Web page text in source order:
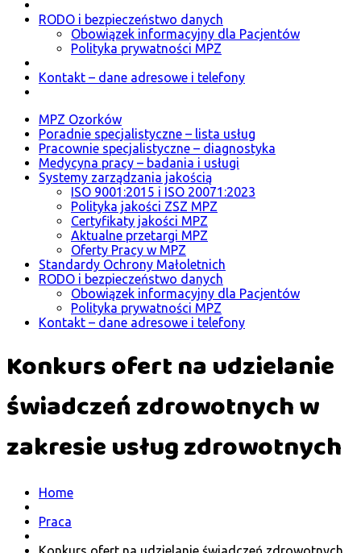
RODO i bezpieczeństwo danych
Obowiązek informacyjny dla Pacjentów
Polityka prywatności MPZ
Kontakt – dane adresowe i telefony
MPZ Ozorków
Poradnie specjalistyczne – lista usług
Pracownie specjalistyczne – diagnostyka
Medycyna pracy – badania i usługi
Systemy zarządzania jakością
ISO 9001:2015 i ISO 20071:2023
Polityka jakości ZSZ MPZ
Certyfikaty jakości MPZ
Aktualne przetargi MPZ
Oferty Pracy w MPZ
Standardy Ochrony Małoletnich
RODO i bezpieczeństwo danych
Obowiązek informacyjny dla Pacjentów
Polityka prywatności MPZ
Kontakt – dane adresowe i telefony
Konkurs ofert na udzielanie
świadczeń zdrowotnych w
zakresie usług zdrowotnych
Home
Praca